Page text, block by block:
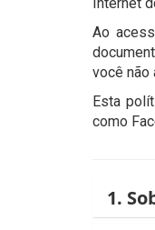
Ao
você não
Esta
como
1.